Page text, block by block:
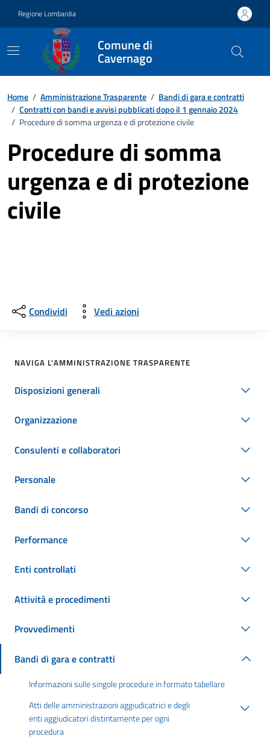
Regione Lombardia
Comune di
Cavernago
Home / Amministrazione Trasparente / Bandi di gara e contratti
/ Contratti con bandi e avvisi pubblicati dopo il 1 gennaio 2024
/ Procedure di somma urgenza e di protezione civile
Procedure di somma
urgenza e di protezione
civile
Condividi Vedi azioni
NAVIGA L'AMMINISTRAZIONE TRASPARENTE
Disposizioni generali
Organizzazione
Consulenti e collaboratori
Personale
Bandi di concorso
Performance
Enti controllati
Attività e procedimenti
Provvedimenti
Bandi di gara e contratti
Informazioni sulle singole procedure in formato tabellare
Atti delle amministrazioni aggiudicatrici e degli
enti aggiudicatori distintamente per ogni
procedura